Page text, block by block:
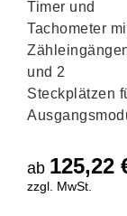
Timer und
Tachometer mit
und 2
Steckplätzen
ab 125,22
zzgl. MwSt.